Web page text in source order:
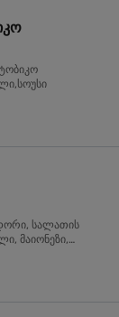
სალათის
მაიონეზი,